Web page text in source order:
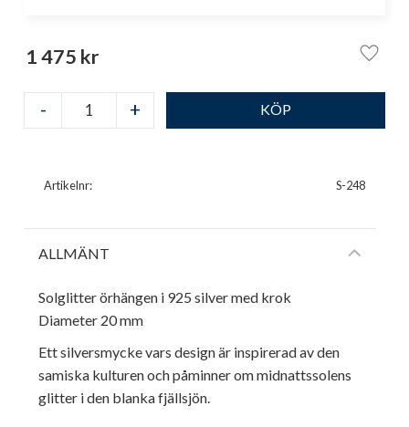
1 475 kr
+
-
Lägg
Artikelnr S-248
ALLMÄNT
Solglitter örhängen i 925 silver med krok
Diameter 20 mm
Ett silversmycke vars design är inspirerad av den
samiska kulturen och påminner om midnattssolens
glitter i den blanka fjällsjön.